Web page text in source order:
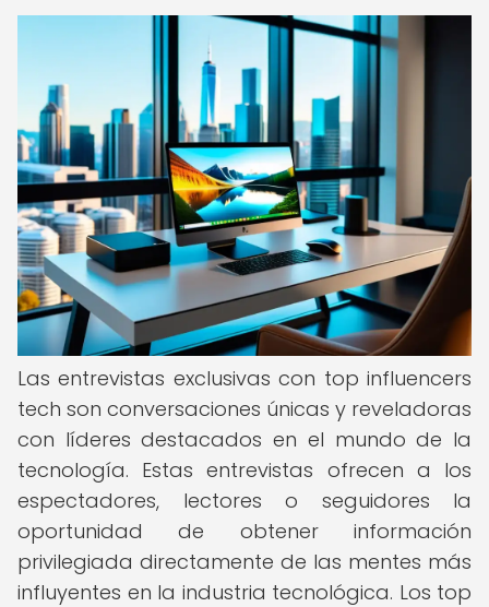
Las entrevistas exclusivas con top influencers
tech son conversaciones únicas y reveladoras
con líderes destacados en el mundo de la
tecnología. Estas entrevistas ofrecen a los
espectadores, lectores o seguidores la
oportunidad de obtener información
privilegiada directamente de las mentes más
influyentes en la industria tecnológica. Los top